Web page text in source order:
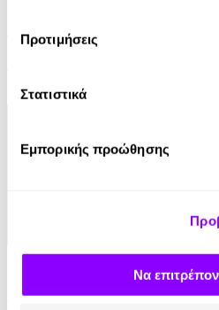
Προτιμήσεις
Στατιστικά
Εμπορικής προώθησης
Να
Το Πετράδι του Χάλφλινγκ
9.90€
Audiobook • 1 Credit
Οι Κεφαλές του Κέρβερου